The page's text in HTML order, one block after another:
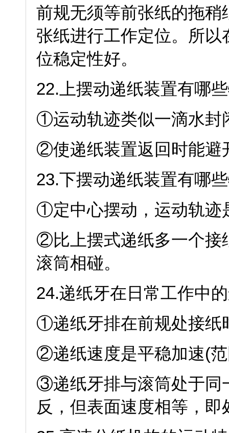
前规无须等前张纸的拖
张纸进行工作定位。所
位稳定性好。
22.上摆动递纸装置有哪
①运动轨迹类似一滴水封
②使递纸装置返回时能避
23.下摆动递纸装置有哪
①定中心摆动，运动轨迹
②比上摆式递纸多一个接
滚筒相碰。
24.递纸牙在日常工作中
①递纸牙排在前规处接纸
②递纸速度是平稳加速(
③递纸牙排与滚筒处于同
反，但表面速度相等，